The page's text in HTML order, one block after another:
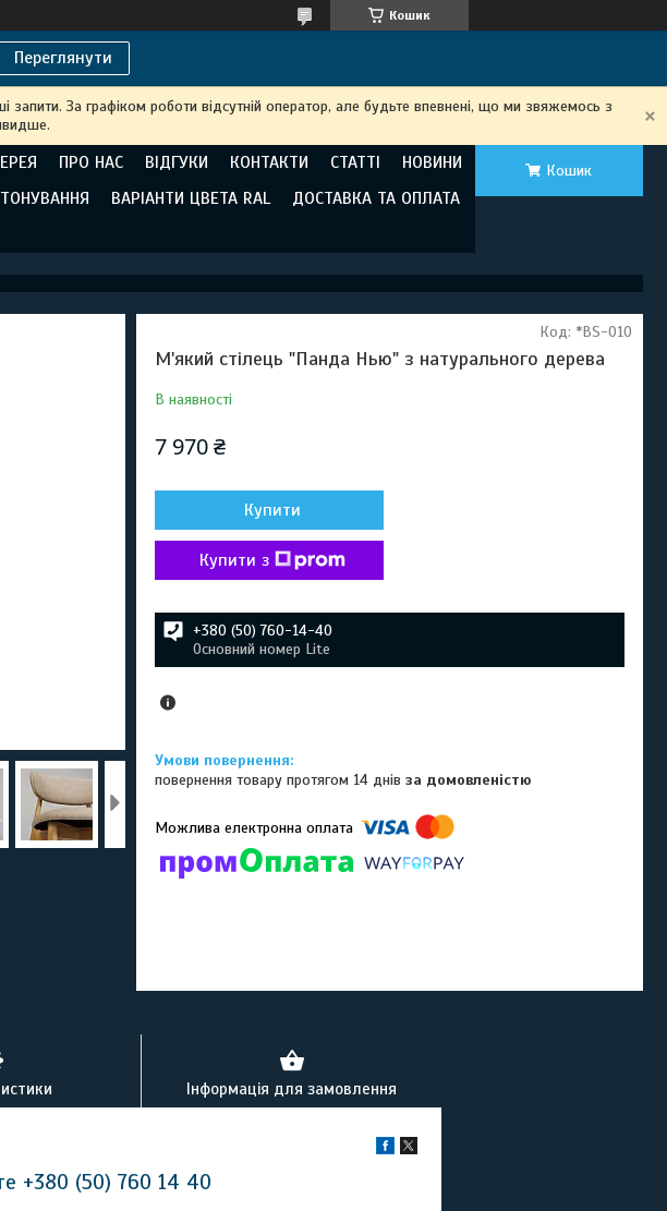
Кошик
Переглянути
За графіком роботи відсутній оператор, але будьте впевнені, що ми звяжемось з
ПРО НАС ВІДГУКИ КОНТАКТИ СТАТТІ
НОВИНИ
ВАРІАНТИ ЦВЕТА RAL
ДОСТАВКА ТА ОПЛАТА
Кошик
М'який стілець "Панда Нью" з натурального дерева
В наявності
Код: *BS-010
7 970 ₴
Купити
Купити з
+380 (50) 760-14-40
Основний номер Lite
повернення товару протягом 14 днівза домовленістю
Інформація для замовлення
+380 (50) 760 14 40